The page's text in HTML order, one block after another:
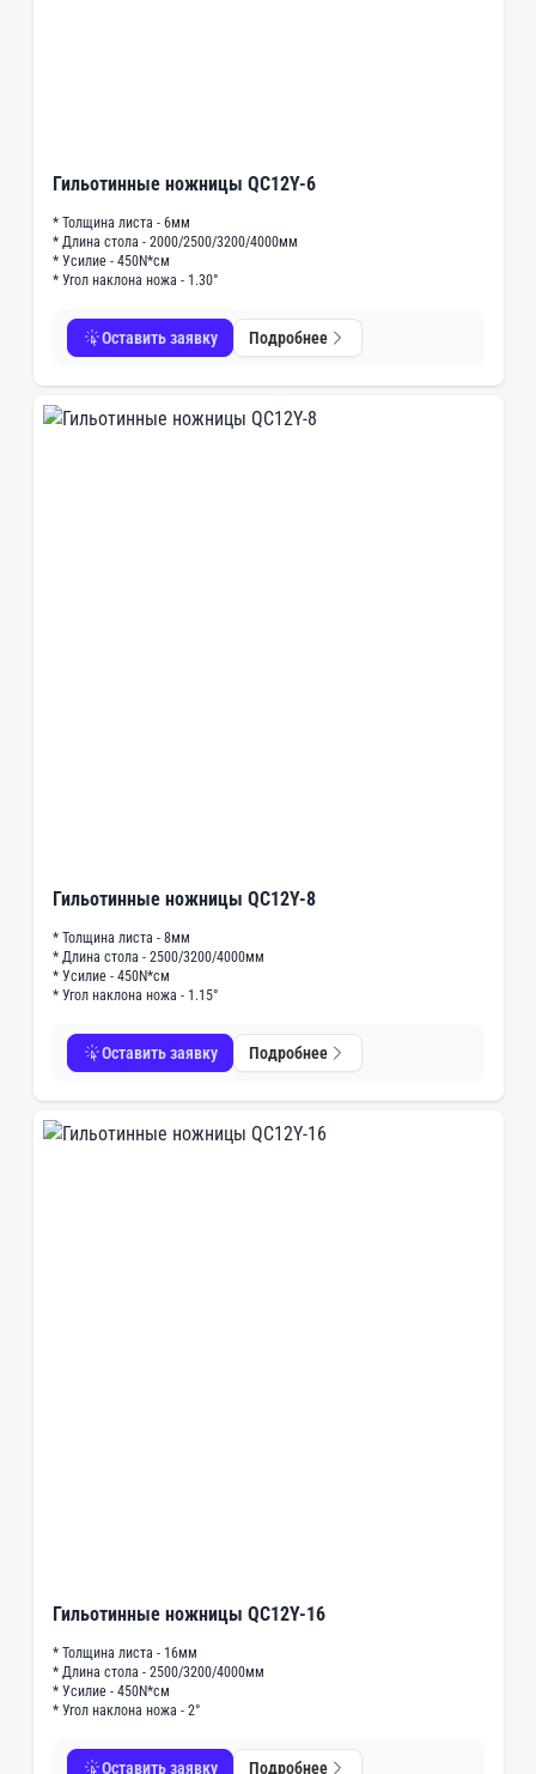
Гильотинные ножницы QC12Y-6
* Толщина листа - 6мм
* Длина стола - 2000/2500/3200/4000мм
* Усилие - 450N*см
* Угол наклона ножа - 1.30°
Оставить заявку Подробнее
Гильотинные ножницы QC12Y-8
* Толщина листа - 8мм
* Длина стола - 2500/3200/4000мм
* Усилие - 450N*см
* Угол наклона ножа - 1.15°
Оставить заявку Подробнее
Гильотинные ножницы QC12Y-16
* Толщина листа - 16мм
* Длина стола - 2500/3200/4000мм
* Усилие - 450N*см
* Угол наклона ножа - 2°
Оставить заявку Подробнее